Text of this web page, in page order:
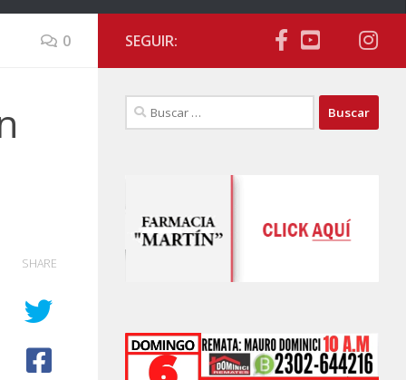
0
SHARE
SEGUIR:
Buscar: